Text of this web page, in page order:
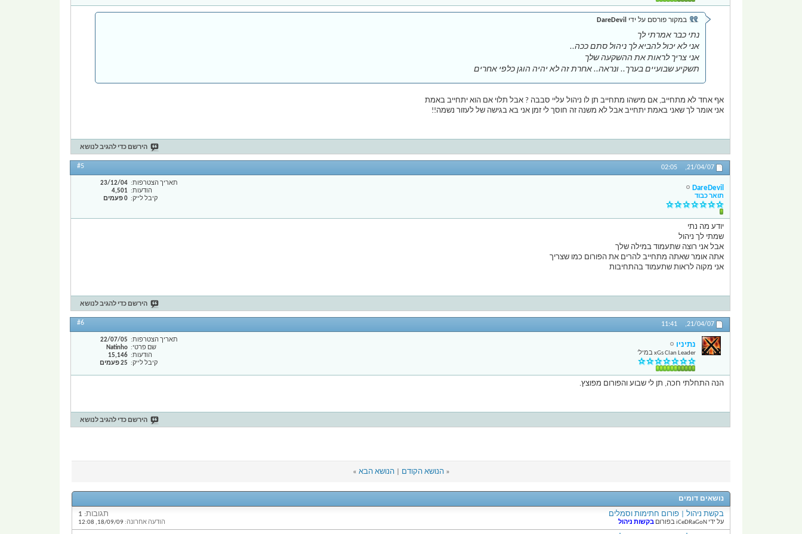
במקור פורסם על ידי DareDevil
נתי כבר אמרתי לך
אני לא יכול להביא לך ניהול סתם ככה..
אני צריך לראות את ההשקעה שלך
תשקיע שבועיים בערך.. ונראה.. אחרת זה לא יהיה הוגן כלפי אחרים
אף אחד לא מתחייב, אם מישהו מתחייב תן לו ניהול עליי סבבה ? אבל תלוי אם הוא יתחייב באמת
אני אומר לך שאני באמת יתחייב אבל לא משנה זה חוסך לי זמן אני בא בגישה של לעזור נשמה!!
הירשם כדי להגיב לנושא
21/04/07,
02:05
#5
DareDevil
תואר כבוד
תאריך הצטרפות
23/12/04
הודעות
4,501
קיבל לייק
0 פעמים
יודע מה נתי
שמתי לך ניהול
אבל אני רוצה שתעמוד במילה שלך
אתה אומר שאתה מתחייב להרים את הפורום כמו שצריך
אני מקוה לראות שתעמוד בהתחיבות
הירשם כדי להגיב לנושא
21/04/07,
11:41
#6
נתיניו
xGs Clan Leader במיל'
תאריך הצטרפות
22/07/05
שם פרטי
Natinho
הודעות
15,146
קיבל לייק
25 פעמים
הנה התחלתי חכה, תן לי שבוע והפורום מפוצץ.
הירשם כדי להגיב לנושא
« הנושא הקודם |הנושא הבא »
נושאים דומים
בקשת ניהול | פורום חתימות וסמלים
על ידי iCeDRaGoN בפורום בקשות ניהול
תגובות:
הודעה אחרונה: 12:08